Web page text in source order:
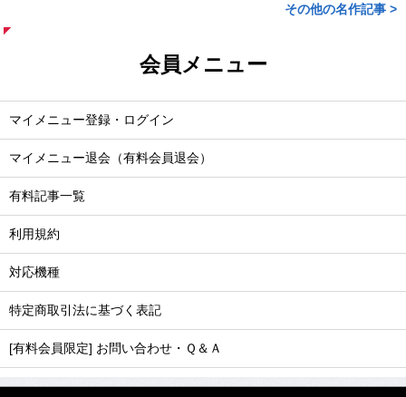
その他の名作記事 >
会員メニュー
マイメニュー登録・ログイン
マイメニュー退会（有料会員退会）
有料記事一覧
利用規約
対応機種
特定商取引法に基づく表記
[有料会員限定] お問い合わせ・Ｑ＆Ａ